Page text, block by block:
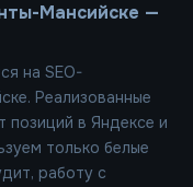
Мансийске —
на SEO-
Реализованные
позиций в Яндексе и
только белые
работу с